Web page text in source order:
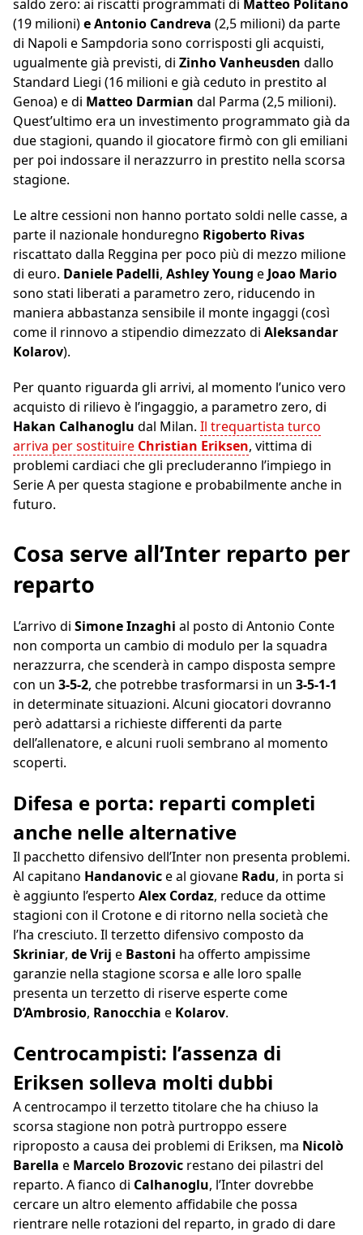
saldo zero: ai riscatti programmati di Matteo Politano
(19 milioni)e Antonio Candreva (2,5 milioni) da parte
di Napoli e Sampdoria sono corrisposti gli acquisti,
ugualmente già previsti, di Zinho Vanheusden dallo
Standard Liegi (16 milioni e già ceduto in prestito al
Genoa) e di Matteo Darmian dal Parma (2,5 milioni).
Quest’ultimo era un investimento programmato già da
due stagioni, quando il giocatore firmò con gli emiliani
per poi indossare il nerazzurro in prestito nella scorsa
stagione.
Le altre cessioni non hanno portato soldi nelle casse, a
parte il nazionale honduregno Rigoberto Rivas
riscattato dalla Reggina per poco più di mezzo milione
di euro. Daniele Padelli, Ashley Young eJoao Mario
sono stati liberati a parametro zero, riducendo in
maniera abbastanza sensibile il monte ingaggi (così
come il rinnovo a stipendio dimezzato di Aleksandar
Kolarov).
Per quanto riguarda gli arrivi, al momento l’unico vero
acquisto di rilievo è l’ingaggio, a parametro zero, di
Hakan Calhanoglu dal Milan. Il trequartista turco
arriva per sostituire Christian Eriksen, vittima di
problemi cardiaci che gli precluderanno l’impiego in
Serie A per questa stagione e probabilmente anche in
futuro.
Cosa serve all’Inter reparto per
reparto
L’arrivo di Simone Inzaghi al posto di Antonio Conte
non comporta un cambio di modulo per la squadra
nerazzurra, che scenderà in campo disposta sempre
con un 3-5-2, che potrebbe trasformarsi in un 3-5-1-1
in determinate situazioni. Alcuni giocatori dovranno
però adattarsi a richieste differenti da parte
dell’allenatore, e alcuni ruoli sembrano al momento
scoperti.
Difesa e porta: reparti completi
anche nelle alternative
Il pacchetto difensivo dell’Inter non presenta problemi.
Al capitano Handanovice al giovane Radu, in porta si
è aggiunto l’esperto Alex Cordaz, reduce da ottime
stagioni con il Crotone e di ritorno nella società che
l’ha cresciuto. Il terzetto difensivo composto da
Skriniar, de Vrij e Bastoni ha offerto ampissime
garanzie nella stagione scorsa e alle loro spalle
presenta un terzetto di riserve esperte come
D’Ambrosio, Ranocchia e Kolarov.
Centrocampisti: l’assenza di
Eriksen solleva molti dubbi
A centrocampo il terzetto titolare che ha chiuso la
scorsa stagione non potrà purtroppo essere
riproposto a causa dei problemi di Eriksen, ma Nicolò
Barella e Marcelo Brozovic restano dei pilastri del
reparto. A fianco di Calhanoglu, l’Inter dovrebbe
cercare un altro elemento affidabile che possa
rientrare nelle rotazioni del reparto, in grado di dare